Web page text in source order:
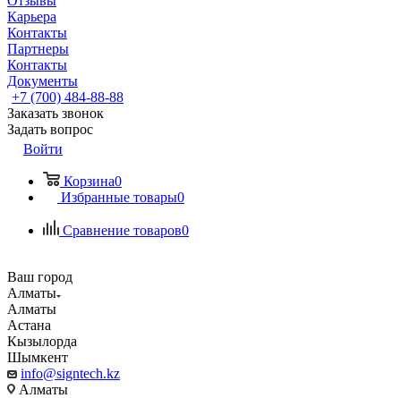
Карьера
Контакты
Партнеры
Контакты
Документы
+7 (700) 484-88-88
Заказать звонок
Задать вопрос
Войти
Корзина0
Избранные товары0
Сравнение товаров0
Ваш город
Алматы
Алматы
Астана
Кызылорда
Шымкент
info@signtech.kz
Алматы